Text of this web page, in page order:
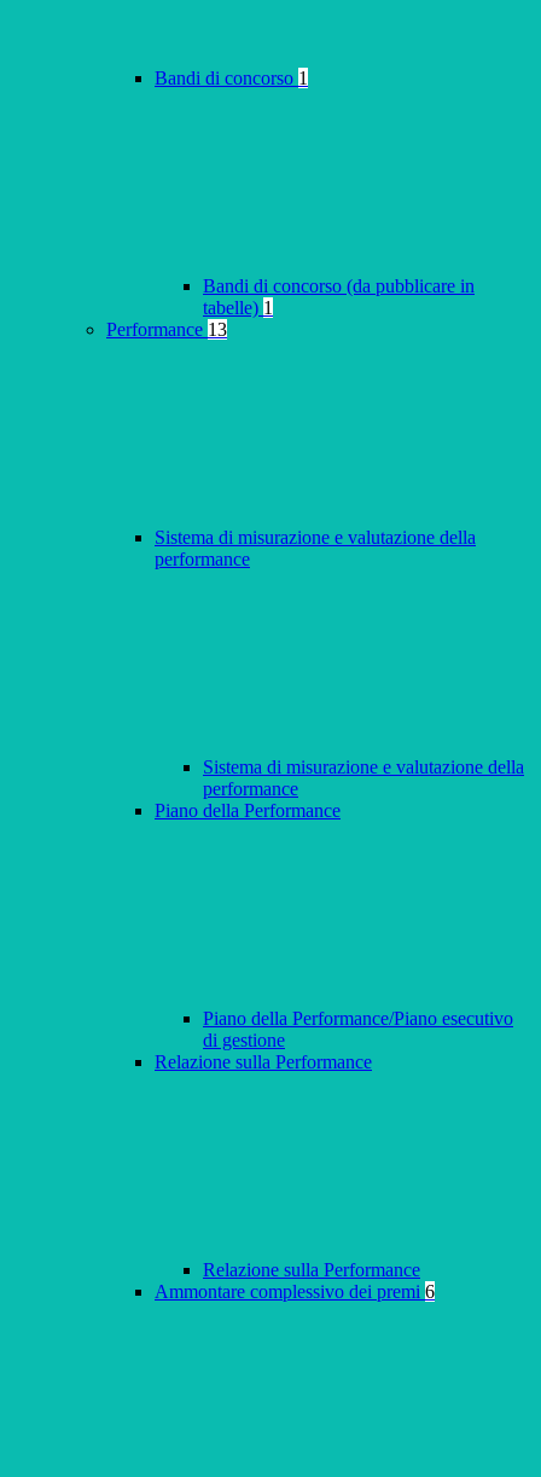
Bandi di concorso 1
Bandi di concorso (da pubblicare in
tabelle) 1
Performance 13
Sistema di misurazione e valutazione della
performance
Sistema di misurazione e valutazione della
performance
Piano della Performance
Piano della Performance/Piano esecutivo
di gestione
Relazione sulla Performance
Relazione sulla Performance
Ammontare complessivo dei premi 6